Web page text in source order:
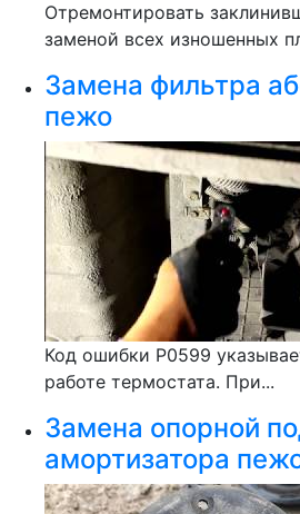
Отремонтировать
заменой всех изношенных
Замена фильтра
пежо
Код ошибки Р0599
работе термостата. При...
Замена опорной
амортизатора